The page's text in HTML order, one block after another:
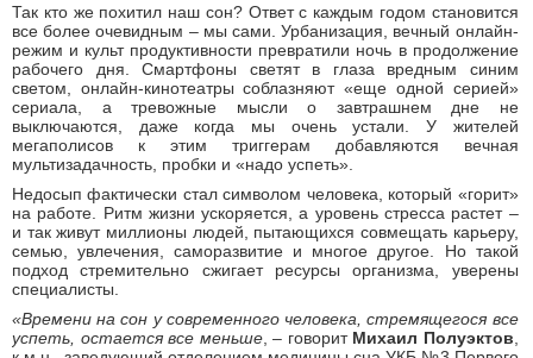
Так кто же похитил наш сон? Ответ с каждым годом становится
все более очевидным – мы сами. Урбанизация, вечный онлайн-
режим и культ продуктивности превратили ночь в продолжение
рабочего дня. Смартфоны светят в глаза вредным синим
светом, онлайн-кинотеатры соблазняют «еще одной серией»
сериала, а тревожные мысли о завтрашнем дне не
выключаются, даже когда мы очень устали. У жителей
мегаполисов к этим триггерам добавляются вечная
мультизадачность, пробки и «надо успеть».
Недосып фактически стал символом человека, который «горит»
на работе. Ритм жизни ускоряется, а уровень стресса растет –
и так живут миллионы людей, пытающихся совмещать карьеру,
семью, увлечения, саморазвитие и многое другое. Но такой
подход стремительно сжигает ресурсы организма, уверены
специалисты.
«Времени на сон у современного человека, стремящегося все
успеть, остается все меньше, – говорит Михаил Полуэктов